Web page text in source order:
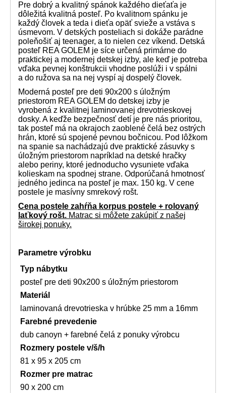
Pre dobrý a kvalitný spánok každého dieťaťa je
dôležitá kvalitná posteľ. Po kvalitnom spánku je
každý človek a teda i dieťa opäť svieže a vstáva s
úsmevom. V detských posteliach si dokáže parádne
poleňošiť aj teenager, a to nielen cez víkend. Detská
posteľ REA GOLEM je síce určená primárne do
praktickej a modernej detskej izby, ale keď je potreba
vďaka pevnej konštrukcii vhodne poslúži i v spálni
a do ružova sa na nej vyspí aj dospelý človek.
Moderná posteľ pre deti 90x200 s úložným
priestorom REA GOLEM do detskej izby je
vyrobená z kvalitnej laminovanej drevotrieskovej
dosky. A keďže bezpečnosť detí je pre nás prioritou,
tak posteľ má na okrajoch zaoblené čelá bez ostrých
hrán, ktoré sú spojené pevnou bočnicou. Pod lôžkom
na spanie sa nachádzajú dve praktické zásuvky s
úložným priestorom napríklad na detské hračky
alebo periny, ktoré jednoducho vysuniete vďaka
kolieskam na spodnej strane. Odporúčaná hmotnosť
jedného jedinca na posteľ je max. 150 kg. V cene
postele je masívny smrekový rošt.
Cena postele zahŕňa korpus postele + rolovaný
laťkový rošt. Matrac si môžete zakúpiť z našej
širokej ponuky.
Parametre výrobku
Typ nábytku
posteľ pre deti 90x200 s úložným priestorom
Materiál
laminovaná drevotrieska v hrúbke 25 mm a 16mm
Farebné prevedenie
dub canoyn + farebné čelá z ponuky výrobcu
Rozmery postele v/š/h
81 x 95 x 205 cm
Rozmer pre matrac
90 x 200 cm